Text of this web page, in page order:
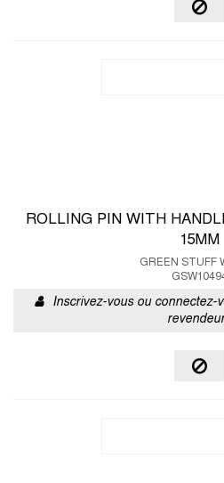
ROLLING PIN WITH
15MM
GREEN STUFF
Inscrivez-vous ou connectez-